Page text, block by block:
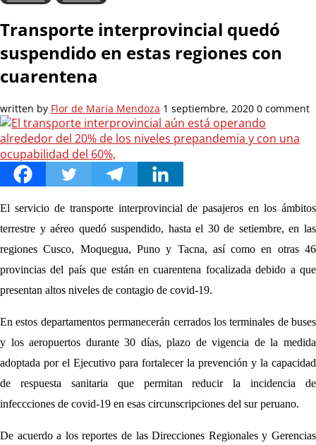
Transporte interprovincial quedó
suspendido en estas regiones con
cuarentena
written by Flor de Maria Mendoza 1 septiembre, 2020 0 comment
El servicio de transporte interprovincial de pasajeros en los ámbitos
terrestre y aéreo quedó suspendido, hasta el 30 de setiembre, en las
regiones Cusco, Moquegua, Puno y Tacna, así como en otras 46
provincias del país que están en cuarentena focalizada debido a que
presentan altos niveles de contagio de covid-19.
En estos departamentos permanecerán cerrados los terminales de buses
y los aeropuertos durante 30 días, plazo de vigencia de la medida
adoptada por el Ejecutivo para fortalecer la prevención y la capacidad
de respuesta sanitaria que permitan reducir la incidencia de
infeccciones de covid-19 en esas circunscripciones del sur peruano.
De acuerdo a los reportes de las Direcciones Regionales y Gerencias